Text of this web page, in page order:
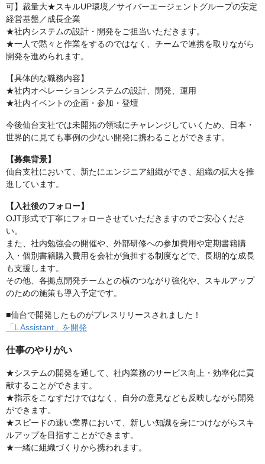
可】裁量大★スキルUP環境／サイバーエージェントグループの安定
経営基盤／成長企業
★社内システムの設計・開発をご担当いただきます。
★一人で黙々と作業をするのではなく、チームで連携を取りながら
開発を進められます。
【具体的な職務内容】
★社内オペレーションシステムの設計、開発、運用
★社内イベントの企画・参加・登壇
今後仙台支社では未開拓の領域にチャレンジしていくため、日本・
世界的に見ても事例の少ない開発に携わることができます。
【募集背景】
仙台支社において、新たにエンジニア組織ができ、組織の拡大を推
進しています。
【入社後のフォロー】
OJT形式で丁寧にフォローさせていただきますのでご安心くださ
い。
また、社内勉強会の開催や、外部研修への参加費用や定期書籍購
入・個別書籍購入費用を会社が負担する制度などで、長期的な成長
も支援します。
その他、各拠点開発チームとの横のつながり強化や、スキルアップ
のための施策も導入予定です。
■仙台で開発したものがプレスリリースされました！
「L Assistant」を開発
仕事のやりがい
★システムの開発を通して、社内業務のサービス向上・効率化に貢
献することができます。
★指示をこなすだけではなく、自分の意見なども反映しながら開発
ができます。
★スピードの速い業界において、新しい知識を身につけながらスキ
ルアップを目指すことができます。
★一緒に組織づくりから携われます。